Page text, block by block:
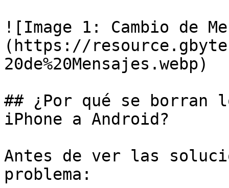
![Image 1: Cambio de
(https://
20de%20Mensajes.webp)
## ¿Por qué se borran
iPhone a Android?
Antes de ver las
problema: